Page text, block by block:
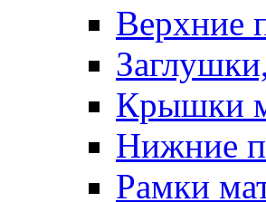
Верхние
Крышки
Нижние
Рамки